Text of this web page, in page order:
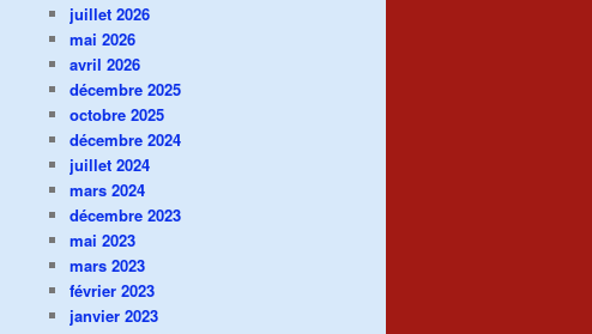
juillet 2026
mai 2026
avril 2026
décembre 2025
octobre 2025
décembre 2024
juillet 2024
mars 2024
décembre 2023
mai 2023
mars 2023
février 2023
janvier 2023